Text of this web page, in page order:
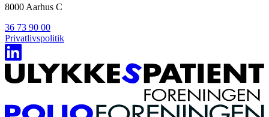
8000 Aarhus C
36 73 90 00
Privatlivspolitik